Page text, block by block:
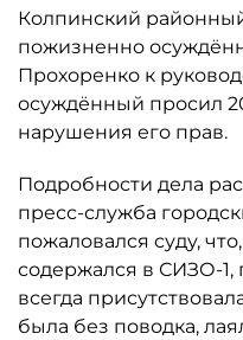
Колпинский
пожизненно
Прохоренко к
осуждённый просил
нарушения его прав.
Подробности дела
пресс-служба
пожаловался суду,
содержался в СИЗО-
всегда
была без поводка,